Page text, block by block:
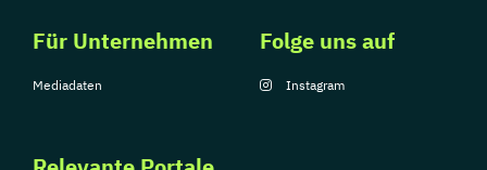
Für Unternehmen
Mediadaten
Folge uns auf
Instagram